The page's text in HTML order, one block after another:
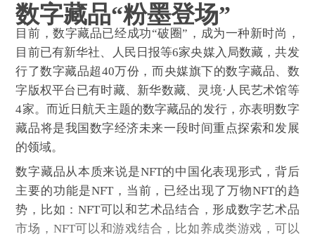
数字藏品“粉墨登场”
目前，数字藏品已经成功“破圈”，成为一种新时尚，
目前已有新华社、人民日报等6家央媒入局数藏，共发
行了数字藏品超40万份，而央媒旗下的数字藏品、数
字版权平台已有时藏、新华数藏、灵境·人民艺术馆等
4家。而近日航天主题的数字藏品的发行，亦表明数字
藏品将是我国数字经济未来一段时间重点探索和发展
的领域。
数字藏品从本质来说是NFT的中国化表现形式，背后
主要的功能是NFT，当前，已经出现了万物NFT的趋
势，比如：NFT可以和艺术品结合，形成数字艺术品
市场，NFT可以和游戏结合，比如养成类游戏，可以